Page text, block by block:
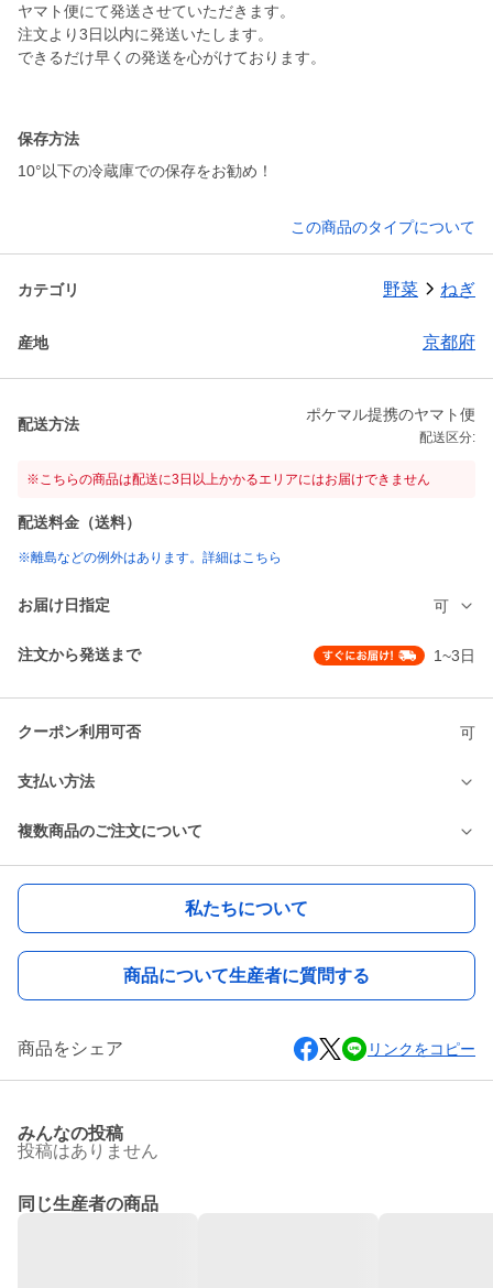
ヤマト便にて発送させていただきます。
注文より3日以内に発送いたします。
できるだけ早くの発送を心がけております。
保存方法
10°以下の冷蔵庫での保存をお勧め！
この商品のタイプについて
カテゴリ 野菜 ねぎ
産地 京都府
配送方法
ポケマル提携のヤマト便
配送区分:
※こちらの商品は配送に3日以上かかるエリアにはお届けできません
配送料金（送料）
※離島などの例外はあります。詳細はこちら
お届け日指定 可
注文から発送まで 1~3日
クーポン利用可否 可
支払い方法
複数商品のご注文について
私たちについて
商品について生産者に質問する
商品をシェア リンクをコピー
みんなの投稿
投稿はありません
同じ生産者の商品